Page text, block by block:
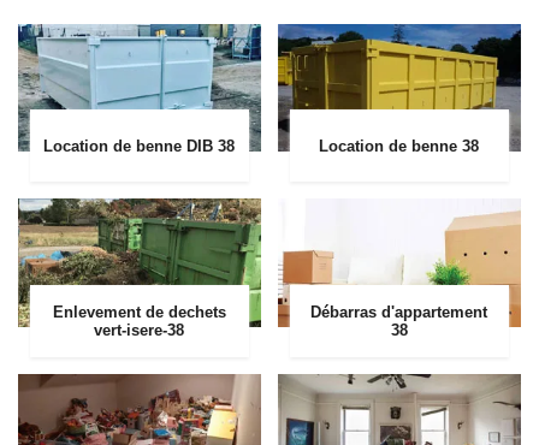
Location de benne DIB 38 Location de benne 38
Enlevement de dechets
vert-isere-38
Débarras d'appartement
38